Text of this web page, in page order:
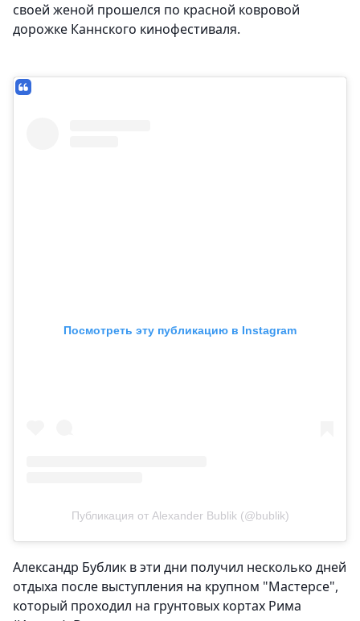
своей женой прошелся по красной ковровой
дорожке Каннского кинофестиваля.
Посмотреть эту публикацию в Instagram
Публикация от Alexander Bublik (@bublik)
Александр Бублик в эти дни получил несколько дней
отдыха после выступления на крупном "Мастерсе",
который проходил на грунтовых кортах Рима